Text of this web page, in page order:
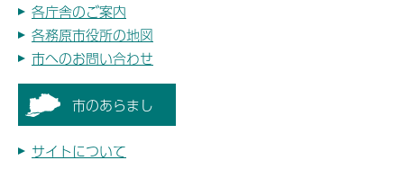
各庁舎のご案内
各務原市役所の地図
市へのお問い合わせ
市のあらまし
サイトについて